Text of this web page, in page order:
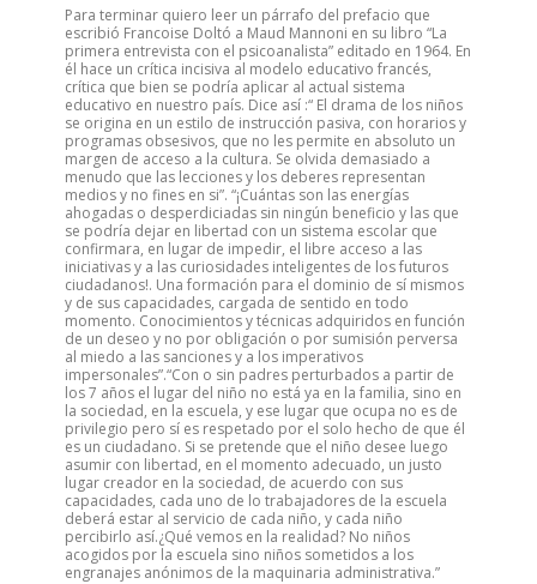
Para terminar quiero leer un párrafo del prefacio que
escribió Francoise Doltó a Maud Mannoni en su libro “La
primera entrevista con el psicoanalista” editado en 1964. En
él hace un crítica incisiva al modelo educativo francés,
crítica que bien se podría aplicar al actual sistema
educativo en nuestro país. Dice así :“ El drama de los niños
se origina en un estilo de instrucción pasiva, con horarios y
programas obsesivos, que no les permite en absoluto un
margen de acceso a la cultura. Se olvida demasiado a
menudo que las lecciones y los deberes representan
medios y no fines en si”. “¡Cuántas son las energías
ahogadas o desperdiciadas sin ningún beneficio y las que
se podría dejar en libertad con un sistema escolar que
confirmara, en lugar de impedir, el libre acceso a las
iniciativas y a las curiosidades inteligentes de los futuros
ciudadanos!. Una formación para el dominio de sí mismos
y de sus capacidades, cargada de sentido en todo
momento. Conocimientos y técnicas adquiridos en función
de un deseo y no por obligación o por sumisión perversa
al miedo a las sanciones y a los imperativos
impersonales”.“Con o sin padres perturbados a partir de
los 7 años el lugar del niño no está ya en la familia, sino en
la sociedad, en la escuela, y ese lugar que ocupa no es de
privilegio pero sí es respetado por el solo hecho de que él
es un ciudadano. Si se pretende que el niño desee luego
asumir con libertad, en el momento adecuado, un justo
lugar creador en la sociedad, de acuerdo con sus
capacidades, cada uno de lo trabajadores de la escuela
deberá estar al servicio de cada niño, y cada niño
percibirlo así.¿Qué vemos en la realidad? No niños
acogidos por la escuela sino niños sometidos a los
engranajes anónimos de la maquinaria administrativa.”